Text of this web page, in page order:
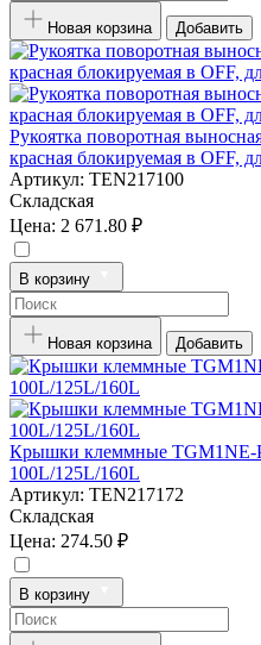
Новая корзина Добавить
Рукоятка поворотная
красная блокируемая в OFF,
Артикул: TEN217100
Складская
Цена: 2 671.80 ₽
В корзину
Новая корзина Добавить
Крышки клеммные TGM1NE-
100L/125L/160L
Артикул: TEN217172
Складская
Цена: 274.50 ₽
В корзину